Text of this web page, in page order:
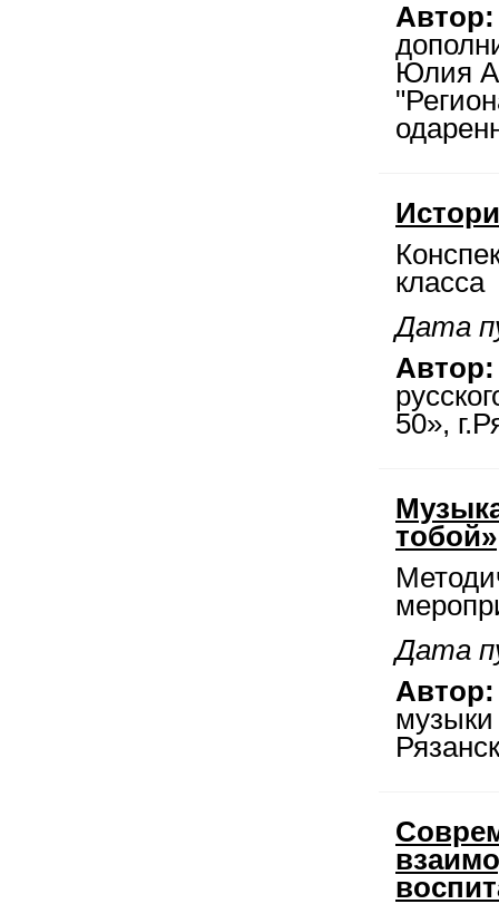
Автор:
Юлия
класса
Дата
Автор:
50»,
тобой»
Дата
Автор: